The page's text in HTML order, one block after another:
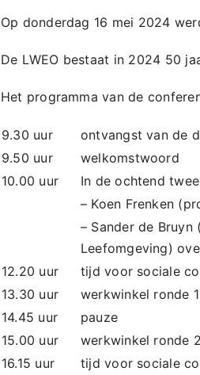
Op donderdag 16 mei 2024
De LWEO bestaat in 2024 50
Het programma van de
9.30 uur
ontvangst van de
9.50 uur
welkomstwoord
10.00 uur
In de ochtend
– Koen Frenken
– Sander de Bruyn
Leefomgeving)
12.20 uur
tijd voor sociale
13.30 uur
werkwinkel ronde 1
14.45 uur
pauze
15.00 uur
werkwinkel ronde 2
16.15 uur
tijd voor sociale